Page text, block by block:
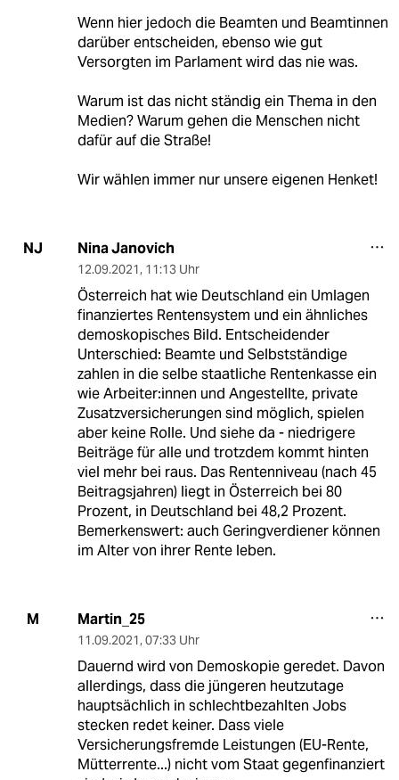
Wenn hier jedoch die Beamten und Beamtinnen
darüber entscheiden, ebenso wie gut
Versorgten im Parlament wird das nie was.
Warum ist das nicht ständig ein Thema in den
Medien? Warum gehen die Menschen nicht
dafür auf die Straße!
Wir wählen immer nur unsere eigenen Henket!
NJ Nina Janovich
12.09.2021, 11:13 Uhr
Österreich hat wie Deutschland ein Umlagen
finanziertes Rentensystem und ein ähnliches
demoskopisches Bild. Entscheidender
Unterschied: Beamte und Selbstständige
zahlen in die selbe staatliche Rentenkasse ein
wie Arbeiter:innen und Angestellte, private
Zusatzversicherungen sind möglich, spielen
aber keine Rolle. Und siehe da - niedrigere
Beiträge für alle und trotzdem kommt hinten
viel mehr bei raus. Das Rentenniveau (nach 45
Beitragsjahren) liegt in Österreich bei 80
Prozent, in Deutschland bei 48,2 Prozent.
Bemerkenswert: auch Geringverdiener können
im Alter von ihrer Rente leben.
M Martin_25
11.09.2021, 07:33 Uhr
Dauernd wird von Demoskopie geredet. Davon
allerdings, dass die jüngeren heutzutage
hauptsächlich in schlechtbezahlten Jobs
stecken redet keiner. Dass viele
Versicherungsfremde Leistungen (EU-Rente,
Mütterrente...) nicht vom Staat gegenfinanziert